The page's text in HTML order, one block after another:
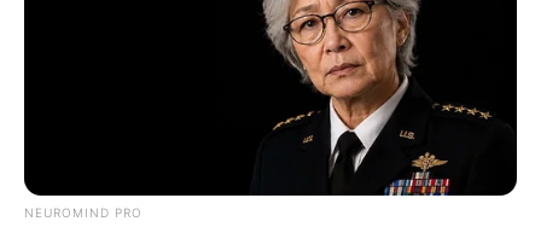
NEUROMIND PRO